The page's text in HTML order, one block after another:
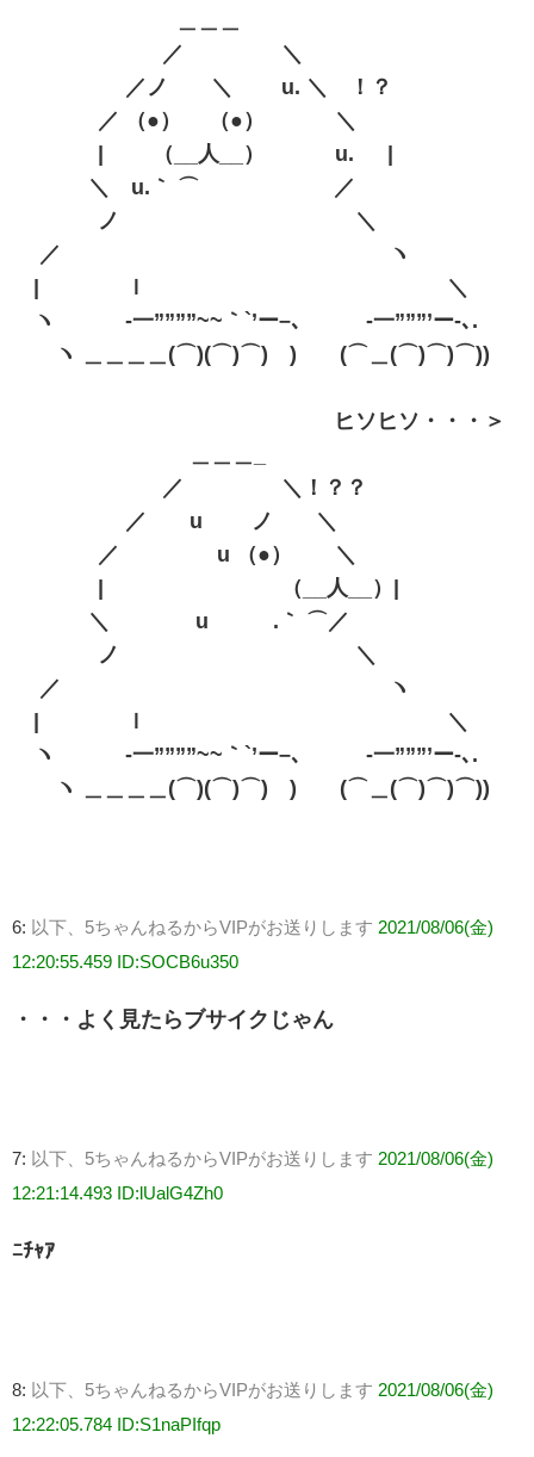
／ ＼
／ノ ＼ u. ＼ ！？
／ （●） （●） ＼
| （__人__） u. |
＼ u.｀ ⌒´ ／
ノ ＼
／´ ヽ
| ｌ ＼
ヽ -一””””~~｀`’ー–､ -一”””’ー-､.
ヽ ＿＿＿＿(⌒)(⌒)⌒) ) (⌒＿(⌒)⌒)⌒))
ヒソヒソ・・・＞
／ ＼！？？
／ u ノ ＼
／ u （●） ＼
| （__人__）|
＼ u .｀ ⌒／
ノ ＼
／´ ヽ
| ｌ ＼
ヽ -一””””~~｀`’ー–､ -一”””’ー-､.
ヽ ＿＿＿＿(⌒)(⌒)⌒) ) (⌒＿(⌒)⌒)⌒))
6: 以下、5ちゃんねるからVIPがお送りします 2021/08/06(金)
12:20:55.459 ID:SOCB6u350
・・・よく見たらブサイクじゃん
7: 以下、5ちゃんねるからVIPがお送りします 2021/08/06(金)
12:21:14.493 ID:lUalG4Zh0
ﾆﾁｬｱ
8: 以下、5ちゃんねるからVIPがお送りします 2021/08/06(金)
12:22:05.784 ID:S1naPIfqp